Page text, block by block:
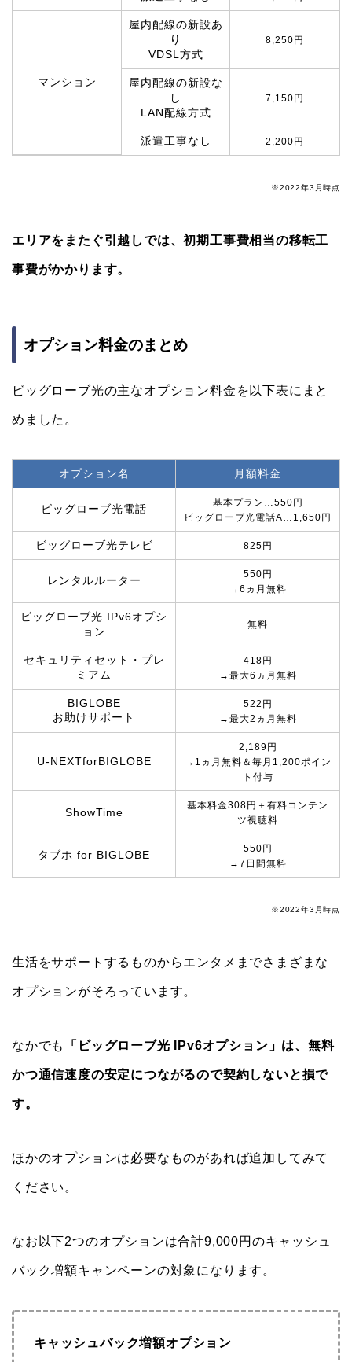
マンション
屋内配線の新設あ
り
VDSL方式
8,250円
屋内配線の新設な
し
LAN配線方式
7,150円
派遣工事なし 2,200円
※2022年3月時点
エリアをまたぐ引越しでは、初期工事費相当の移転工
事費がかかります。
オプション料金のまとめ
ビッグローブ光の主なオプション料金を以下表にまと
めました。
オプション名 月額料金
ビッグローブ光電話
基本プラン…550円
ビッグローブ光電話A…1,650円
ビッグローブ光テレビ 825円
レンタルルーター
550円
→6ヵ月無料
ビッグローブ光 IPv6オプシ
ョン
無料
セキュリティセット・プレ
ミアム
418円
→最大6ヵ月無料
BIGLOBE
お助けサポート
522円
→最大2ヵ月無料
U-NEXTforBIGLOBE
2,189円
→1ヵ月無料＆毎月1,200ポイン
ト付与
ShowTime
基本料金308円＋有料コンテン
ツ視聴料
タブホ for BIGLOBE
550円
→7日間無料
※2022年3月時点
生活をサポートするものからエンタメまでさまざまな
オプションがそろっています。
なかでも 「ビッグローブ光 IPv6オプション」は、無料
かつ通信速度の安定につながるので契約しないと損で
す。
ほかのオプションは必要なものがあれば追加してみて
ください。
なお以下2つのオプションは合計9,000円のキャッシュ
バック増額キャンペーンの対象になります。
キャッシュバック増額オプション